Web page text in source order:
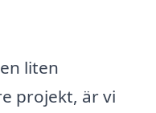
liten
projekt, är vi